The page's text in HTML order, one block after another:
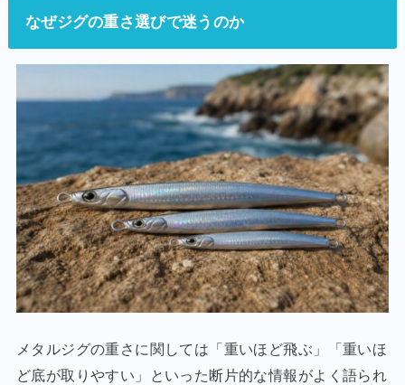
なぜジグの重さ選びで迷うのか
メタルジグの重さに関しては「重いほど飛ぶ」「重いほ
ど底が取りやすい」といった断片的な情報がよく語られ